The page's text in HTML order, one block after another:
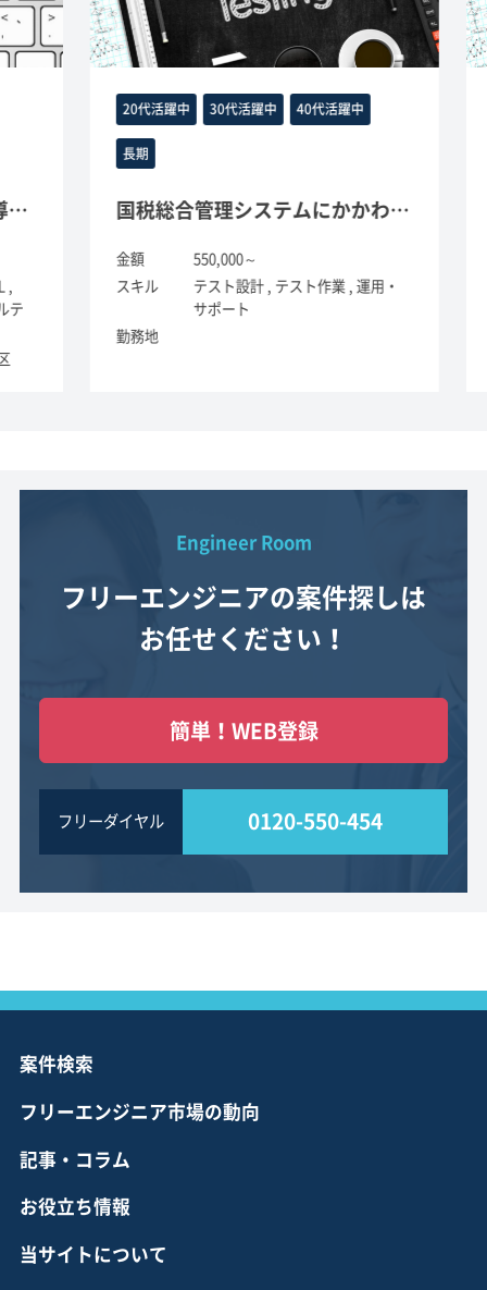
支援業務
20代活躍中 30代活躍中 40代活躍中
長期
国税総合管理システムにかかわる技術的支援（AIX、RHEL）
金額
550,000～
スキル
テスト設計 , テスト作業 , 運用・
サポート
勤務地
Engineer Room
フリーエンジニアの案件探しは
お任せください！
簡単！WEB登録
フリーダイヤル 0120-550-454
案件検索
フリーエンジニア市場の動向
記事・コラム
お役立ち情報
当サイトについて